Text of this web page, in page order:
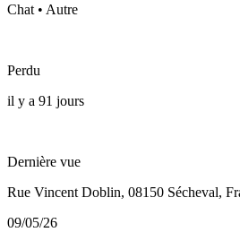
Chat • Autre
Perdu
il y a 91 jours
Dernière vue
Rue Vincent Doblin, 08150 Sécheval,
09/05/26